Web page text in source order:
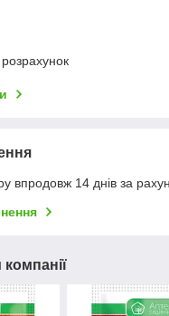
розрахунок
впродовж 14 днів за
компанії